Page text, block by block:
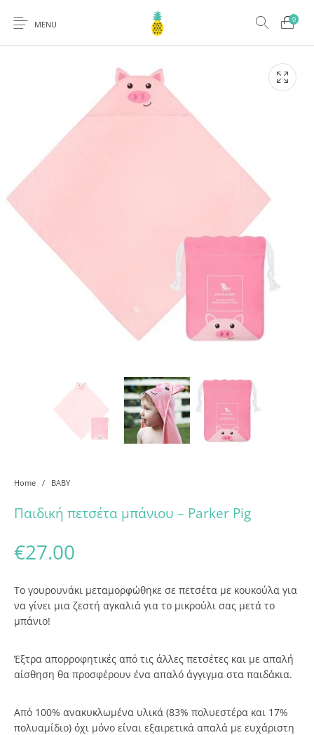
MENU 0
Home / BABY
Παιδική πετσέτα μπάνιου – Parker Pig
€27.00
Το γουρουνάκι μεταμορφώθηκε σε πετσέτα με κουκούλα για
να γίνει μια ζεστή αγκαλιά για το μικρούλι σας μετά το
μπάνιο!
Έξτρα απορροφητικές από τις άλλες πετσέτες και με απαλή
αίσθηση θα προσφέρουν ένα απαλό άγγιγμα στα παιδάκια.
Aπό 100% ανακυκλωμένα υλικά (83% πολυεστέρα και 17%
πολυαμίδιο) όχι μόνο είναι εξαιρετικά απαλά με ευχάριστη